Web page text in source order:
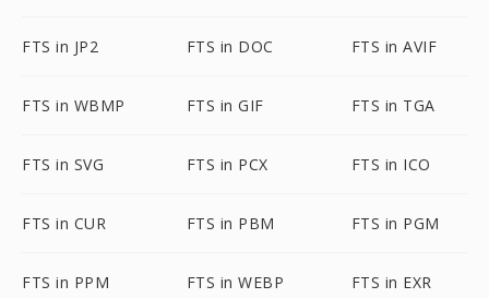
FTS in JP2 FTS in DOC FTS in AVIF
FTS in WBMP FTS in GIF FTS in TGA
FTS in SVG FTS in PCX FTS in ICO
FTS in CUR FTS in PBM FTS in PGM
FTS in PPM FTS in WEBP FTS in EXR